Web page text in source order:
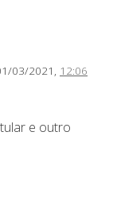
03/2021, 12:06
e outro